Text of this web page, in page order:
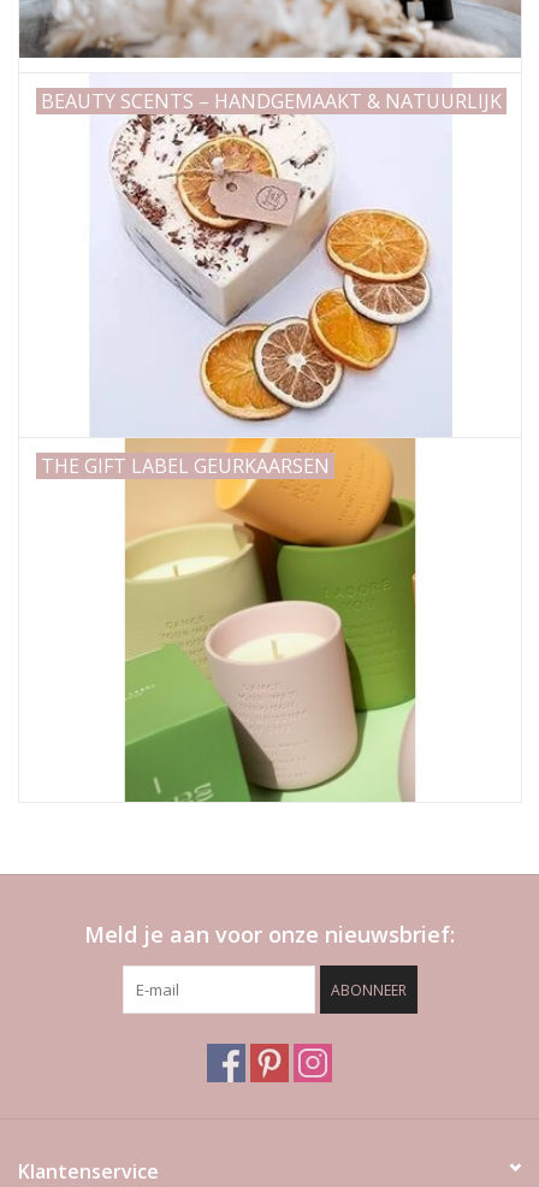
BEAUTY SCENTS – HANDGEMAAKT & NATUURLIJK
THE GIFT LABEL GEURKAARSEN
Meld je aan voor onze nieuwsbrief:
ABONNEER
Klantenservice